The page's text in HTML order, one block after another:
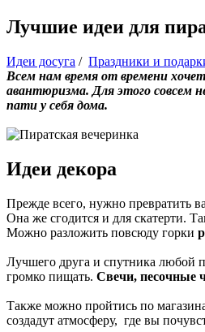
Лучшие идеи для
Идеи досуга / Праздники и
Всем нам время от времени
авантюризма. Для этого совсем
пати у себя дома.
Идеи декора
Прежде всего, нужно превратить
Она же сгодится и для скатерти.
Можно разложить повсюду горки
Лучшего друга и спутника любой
громко пищать. Свечи, песочные
Также можно пройтись по
создадут атмосферу, где вы